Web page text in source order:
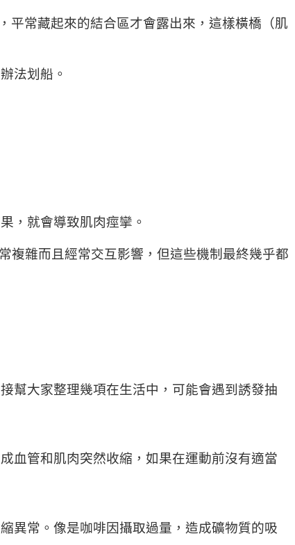
平常藏起來的結合區才會露出來，這樣橫橋（肌
法划船。
，就會導致肌肉痙攣。
複雜而且經常交互影響，但這些機制最終幾乎都
幫大家整理幾項在生活中，可能會遇到誘發抽
血管和肌肉突然收縮，如果在運動前沒有適當
異常。像是咖啡因攝取過量，造成礦物質的吸